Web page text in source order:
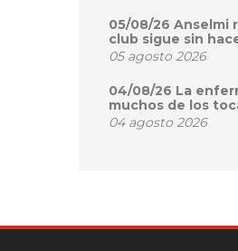
05/08/26 Anselmi
club sigue sin
05 agosto 2026
04/08/26 La
muchos de los
04 agosto 2026